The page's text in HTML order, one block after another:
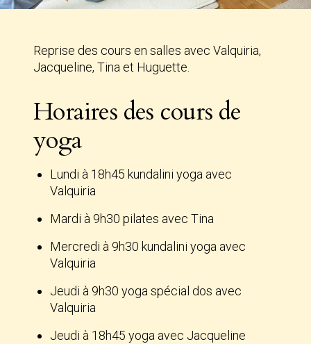
Reprise des cours en salles avec Valquiria,
Jacqueline, Tina et Huguette.
Horaires des cours de
yoga
Lundi à 18h45 kundalini yoga avec
Valquiria
Mardi à 9h30 pilates avec Tina
Mercredi à 9h30 kundalini yoga avec
Valquiria
Jeudi à 9h30 yoga spécial dos avec
Valquiria
Jeudi à 18h45 yoga avec Jacqueline